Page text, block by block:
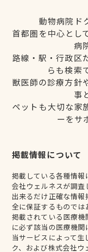
動物病院ド
首都圏を中心とし
病
路線・駅・行政区
らも検索
獣医師の診療方針
事
ペットも大切な家
ーをサ
掲載情報について
掲載している各種情
会社ウェルネスが調査
出来るだけ正確な情
全に保証するものでは
掲載されている医療
に必ず該当の医療機関
当サービスによって
ク、および株式会社